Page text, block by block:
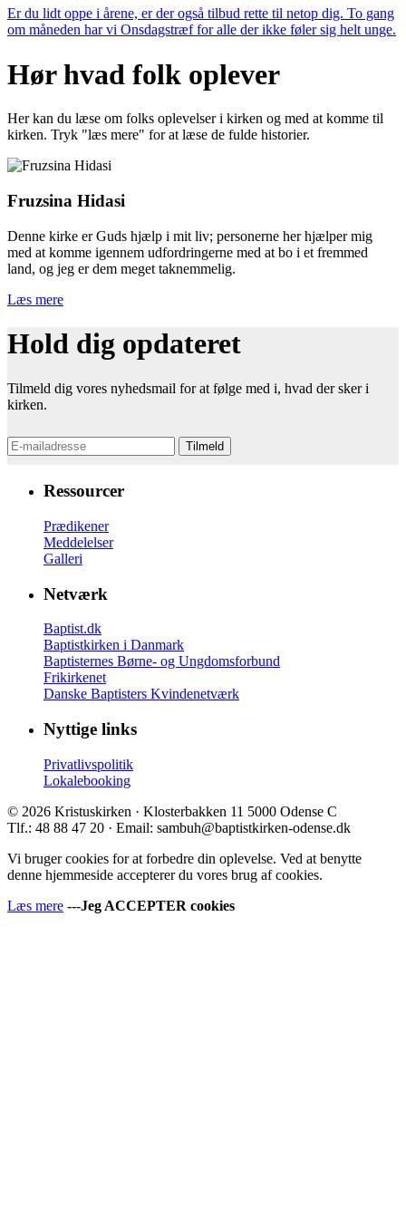
Er du lidt oppe i årene, er der også tilbud rette til netop dig. To gang
om måneden har vi Onsdagstræf for alle der ikke føler sig helt unge.
Hør hvad folk oplever
Her kan du læse om folks oplevelser i kirken og med at komme til
kirken. Tryk "læs mere" for at læse de fulde historier.
Fruzsina Hidasi
Denne kirke er Guds hjælp i mit liv; personerne her hjælper mig
med at komme igennem udfordringerne med at bo i et fremmed
land, og jeg er dem meget taknemmelig.
Læs mere
Hold dig opdateret
Tilmeld dig vores nyhedsmail for at følge med i, hvad der sker i
kirken.
Ressourcer
Prædikener
Meddelelser
Galleri
Netværk
Baptist.dk
Baptistkirken i Danmark
Baptisternes Børne- og Ungdomsforbund
Frikirkenet
Danske Baptisters Kvindenetværk
Nyttige links
Privatlivspolitik
Lokalebooking
© 2026 Kristuskirken · Klosterbakken 11 5000 Odense C
Tlf.: 48 88 47 20 · Email: sambuh@baptistkirken-odense.dk
Vi bruger cookies for at forbedre din oplevelse. Ved at benytte
denne hjemmeside accepterer du vores brug af cookies.
Læs mere ---Jeg ACCEPTER cookies